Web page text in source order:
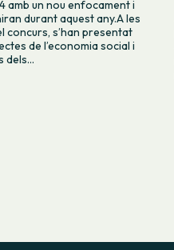
amb un nou enfocament i
durant aquest any.A les
concurs, s’han presentat
de l’economia social i
dels...